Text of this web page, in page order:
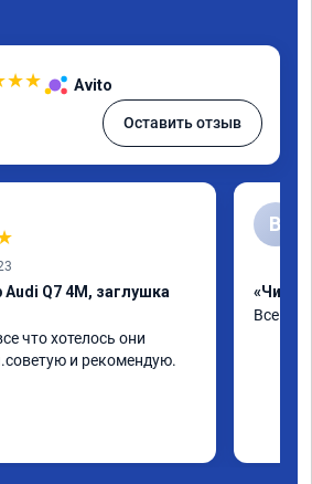
★★ Avito
Оставить отзыв
Q7 4M, заглушка
что хотелось они
и рекомендую.
В
«Чип
Все